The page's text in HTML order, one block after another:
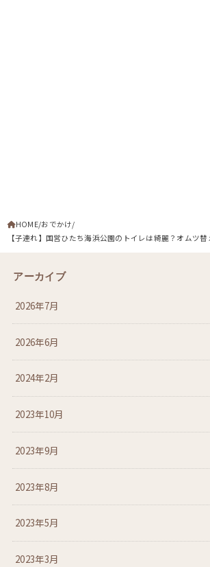
HOME おでかけ
【子連れ】国営ひたち海浜公園のトイレは綺麗？オムツ替
アーカイブ
2026年7月
2026年6月
2024年2月
2023年10月
2023年9月
2023年8月
2023年5月
2023年3月